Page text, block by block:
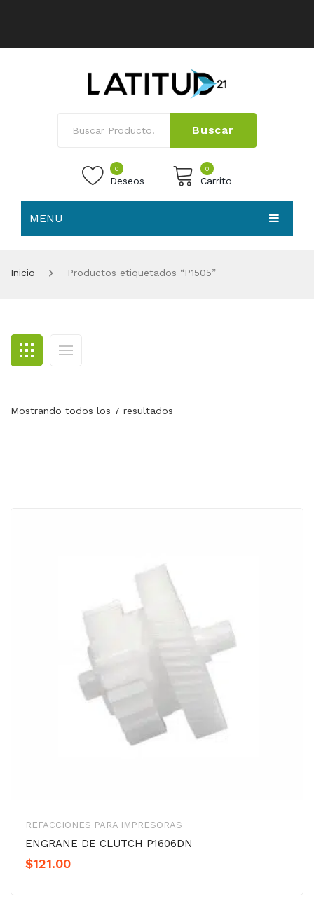
Buscar
0
Deseos
0
Carrito
MENU
BLOG
CONTACTO
Inicio Productos etiquetados “P1505”
Mostrando todos los 7 resultados
REFACCIONES PARA IMPRESORAS
ENGRANE DE CLUTCH P1606DN
$121.00